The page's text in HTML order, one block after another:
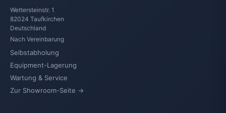
Wettersteinstr. 1
82024 Taufkirchen
Deutschland
Nach Vereinbarung
Selbstabholung
Equipment-Lagerung
Wartung & Service
Zur Showroom-Seite →